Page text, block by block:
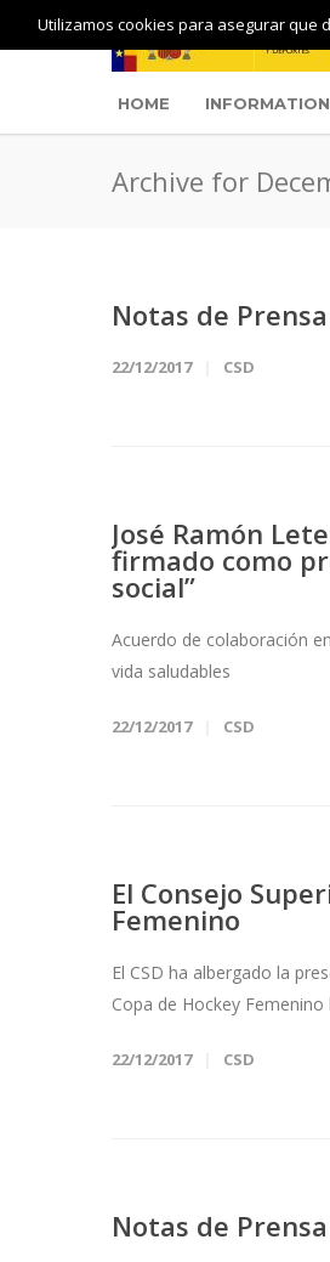
HOME INFORMATION
Archive for
Notas de
22/12/2017 CSD
José Ramón
firmado como
social”
Acuerdo de colaboración
vida saludables
22/12/2017 CSD
El Consejo
Femenino
El CSD ha albergado la
Copa de Hockey Femenino
22/12/2017 CSD
Notas de
Utilizamos cookies para asegurar que